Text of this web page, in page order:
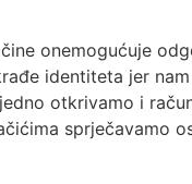
onemogućuje
identiteta jer
otkrivamo i
sprječavamo